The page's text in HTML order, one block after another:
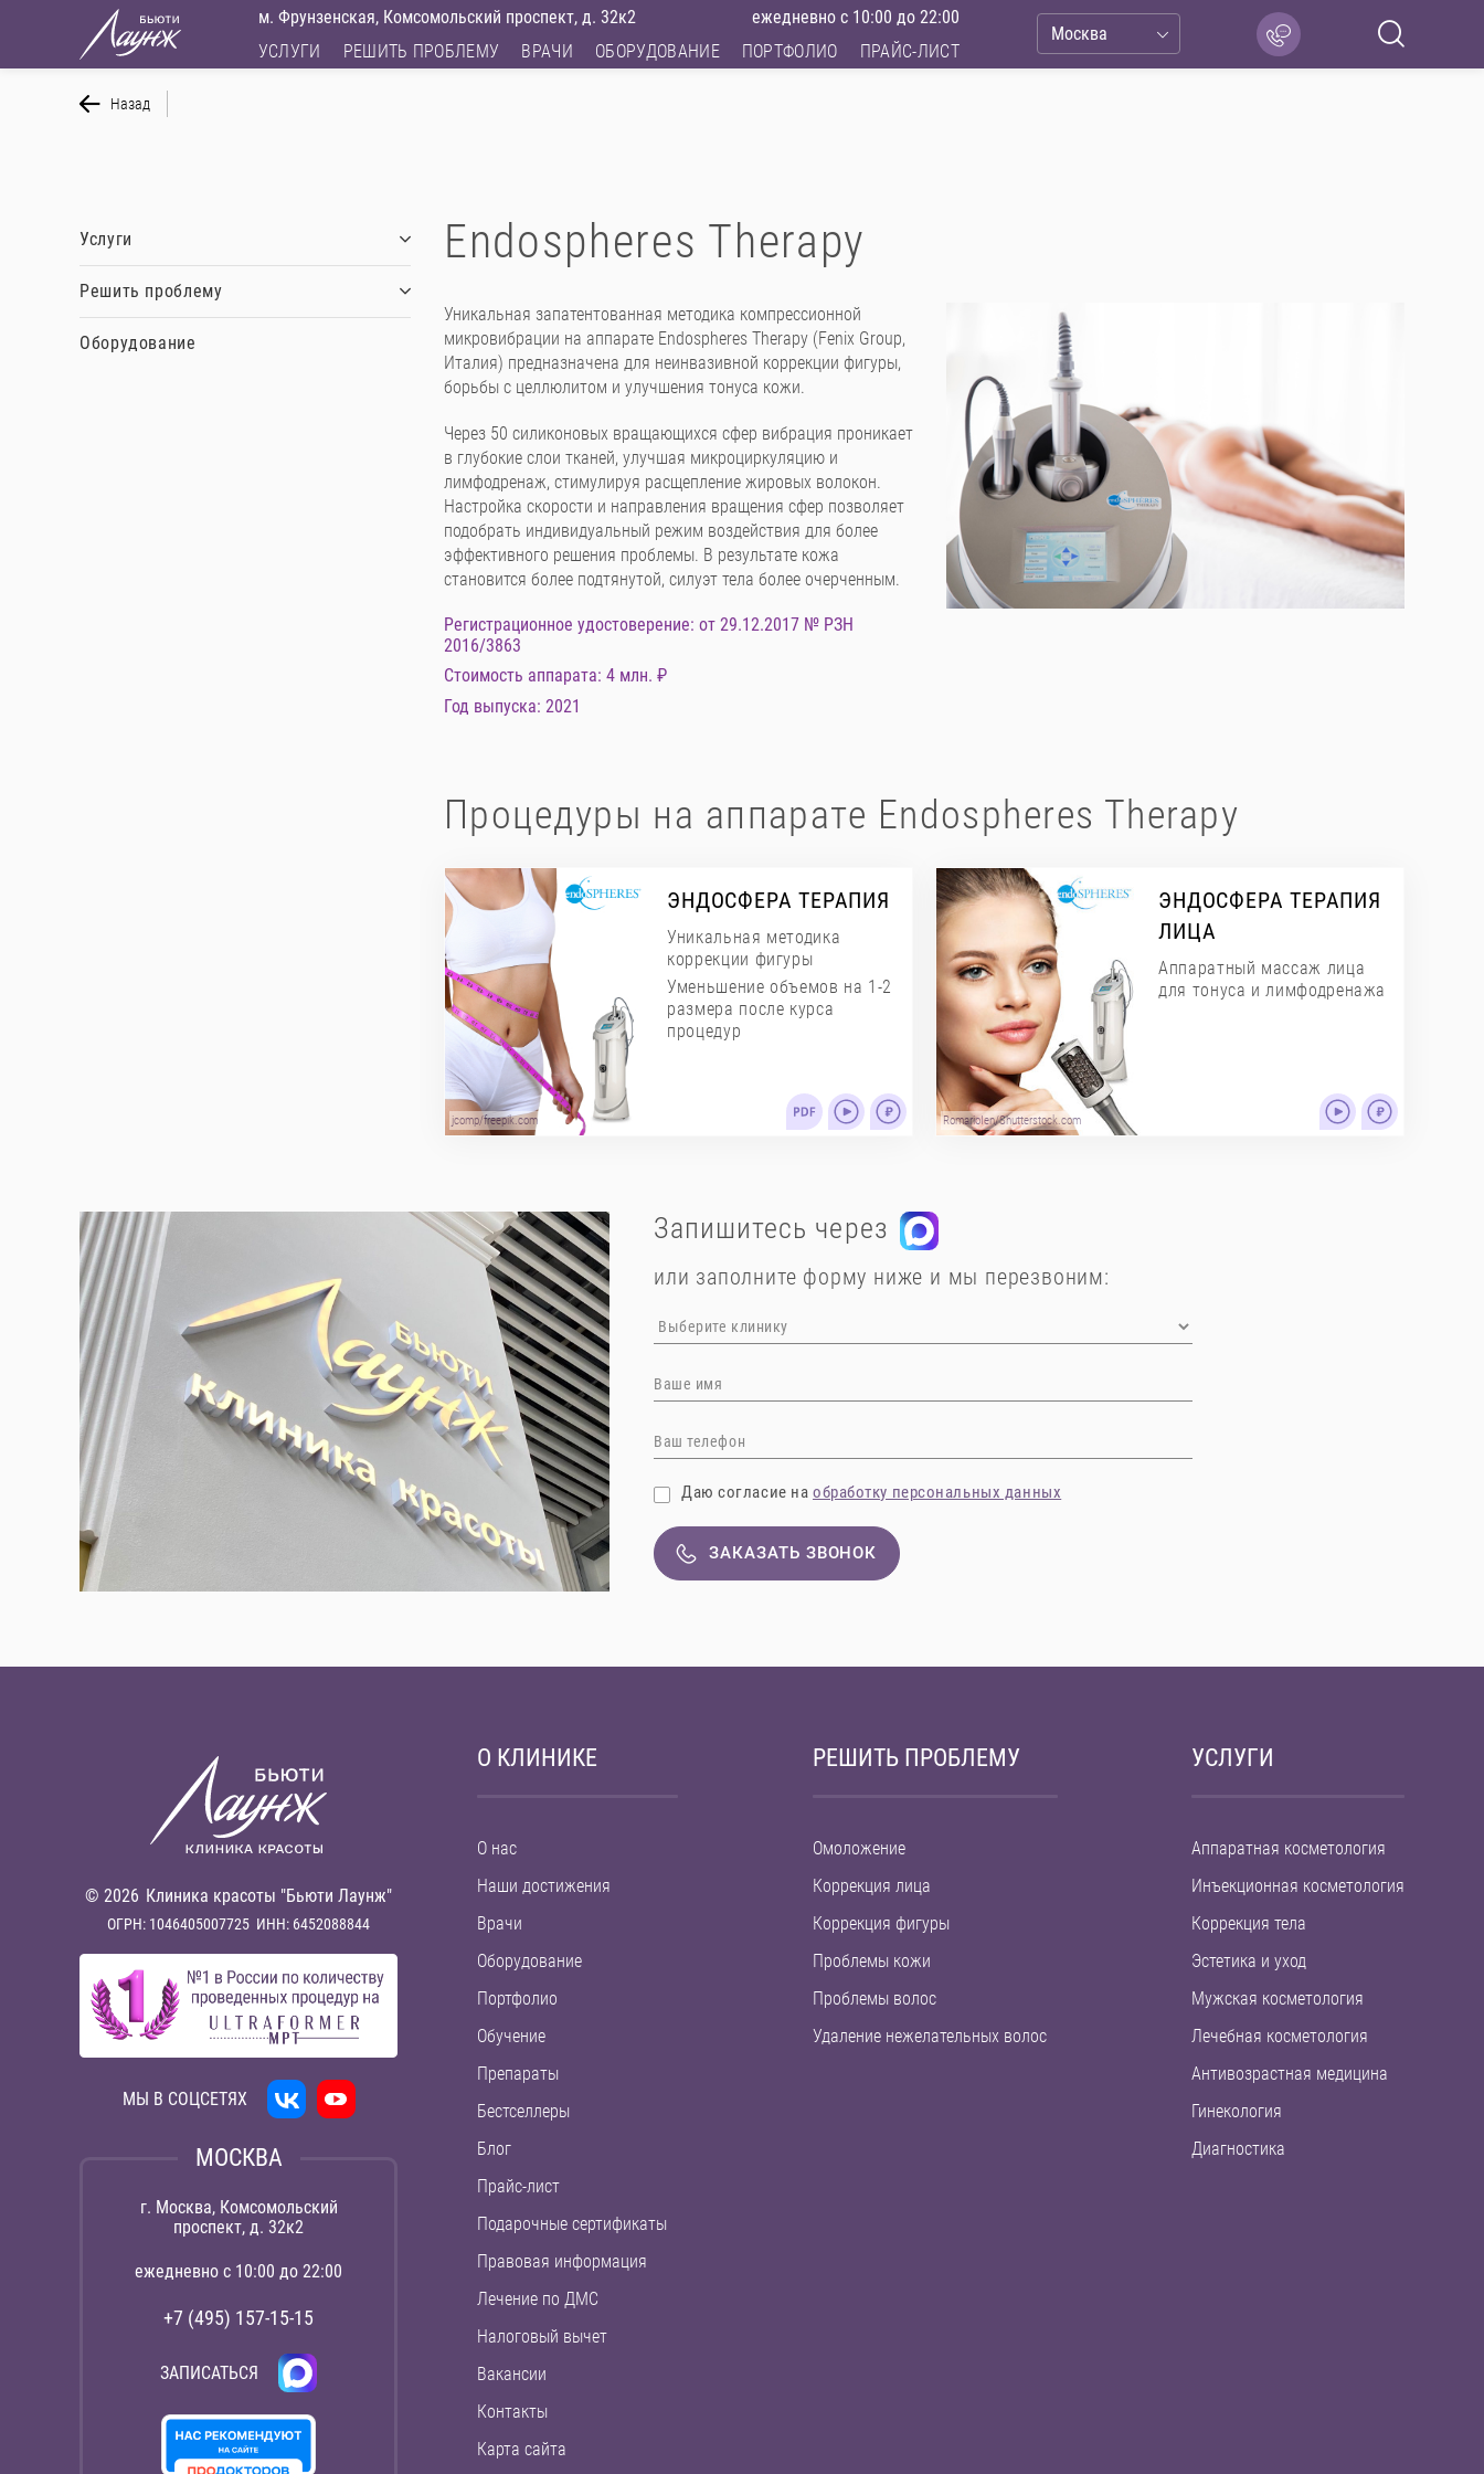
м. Фрунзенская, Комсомольский проспект, д. 32к2
ежедневно с 10:00 до 22:00
УСЛУГИ
РЕШИТЬ ПРОБЛЕМУ ВРАЧИ ОБОРУДОВАНИЕ ПОРТФОЛИО ПРАЙС-ЛИСТ
Москва
Назад
Услуги
Решить проблему
Оборудование
Endospheres Therapy
Уникальная запатентованная методика компрессионной
микровибрации на аппарате Endospheres Therapy (Fenix Group,
Италия) предназначена для неинвазивной коррекции фигуры,
борьбы с целлюлитом и улучшения тонуса кожи.
Через 50 силиконовых вращающихся сфер вибрация проникает
в глубокие слои тканей, улучшая микроциркуляцию и
лимфодренаж, стимулируя расщепление жировых волокон.
Настройка скорости и направления вращения сфер позволяет
подобрать индивидуальный режим воздействия для более
эффективного решения проблемы. В результате кожа
становится более подтянутой, силуэт тела более очерченным.
Регистрационное удостоверение: от 29.12.2017 № РЗН
2016/3863
Стоимость аппарата: 4 млн. ₽
Год выпуска: 2021
Процедуры на аппарате Endospheres Therapy
jcomp/freepik.com
ЭНДОСФЕРА ТЕРАПИЯ
Уникальная методика
коррекции фигуры
Уменьшение объемов на 1-2
размера после курса
процедур
RomarioIen/Shutterstock.com
ЭНДОСФЕРА ТЕРАПИЯ
ЛИЦА
Аппаратный массаж лица
для тонуса и лимфодренажа
Запишитесь через
или заполните форму ниже и мы перезвоним:
Даю согласие на обработку персональных данных
ЗАКАЗАТЬ ЗВОНОК
© 2026 Клиника красоты "Бьюти Лаунж"
ОГРН: 1046405007725 ИНН: 6452088844
МЫ В СОЦСЕТЯХ
МОСКВА
г. Москва, Комсомольский
проспект, д. 32к2
ежедневно с 10:00 до 22:00
+7 (495) 157-15-15
ЗАПИСАТЬСЯ
О КЛИНИКЕ
О нас
Наши достижения
Врачи
Оборудование
Портфолио
Обучение
Препараты
Бестселлеры
Блог
Прайс-лист
Подарочные сертификаты
Правовая информация
Лечение по ДМС
Налоговый вычет
Вакансии
Контакты
Карта сайта
РЕШИТЬ ПРОБЛЕМУ
Омоложение
Коррекция лица
Коррекция фигуры
Проблемы кожи
Проблемы волос
Удаление нежелательных волос
УСЛУГИ
Аппаратная косметология
Инъекционная косметология
Коррекция тела
Эстетика и уход
Мужская косметология
Лечебная косметология
Антивозрастная медицина
Гинекология
Диагностика